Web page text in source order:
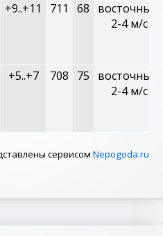
+9..+11 711 68
восточный,
2-4 м/с
+5..+7 708 75
восточный,
2-4 м/с
сервисом Nepogoda.ru